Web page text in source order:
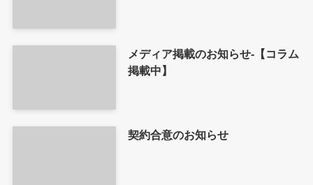
メディア掲載のお知らせ-【コラム
掲載中】
契約合意のお知らせ